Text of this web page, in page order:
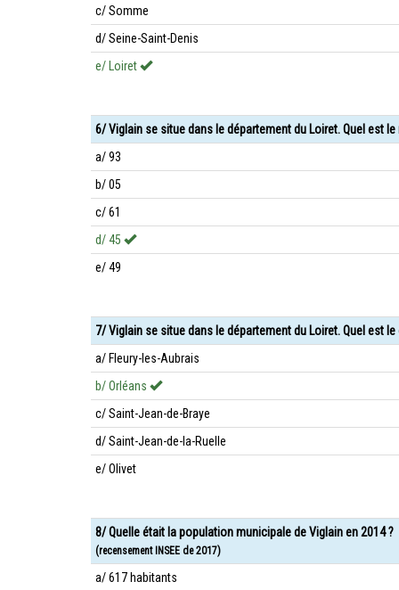
c/ Somme
d/ Seine-Saint-Denis
e/ Loiret
6/ Viglain se situe dans le département du Loiret. Quel est
a/ 93
b/ 05
c/ 61
d/ 45
e/ 49
7/ Viglain se situe dans le département du Loiret. Quel est
a/ Fleury-les-Aubrais
b/ Orléans
c/ Saint-Jean-de-Braye
d/ Saint-Jean-de-la-Ruelle
e/ Olivet
8/ Quelle était la population municipale de Viglain en 2014 ?
(recensement INSEE de 2017)
a/ 617 habitants